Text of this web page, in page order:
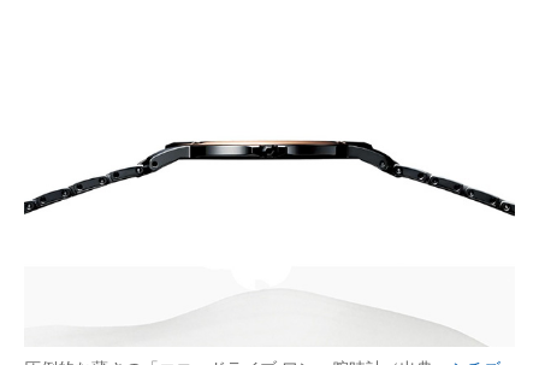
企業向けIT製品の総合サイト